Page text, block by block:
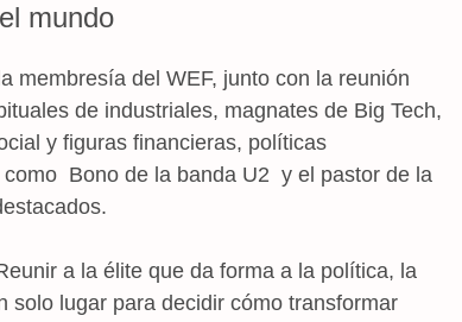
mundo
membresía del WEF, junto con la reunión
de industriales, magnates de Big Tech,
y figuras financieras, políticas
Bono de la banda U2 y el pastor de la
a la élite que da forma a la política, la
solo lugar para decidir cómo transformar